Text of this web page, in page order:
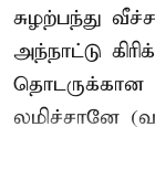
சுழற்பந்து
அந்நாட்டு
தொடருக்கான
லமிச்சானே